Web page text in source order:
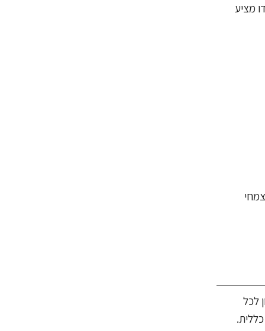
חזה הודו מציע
צמחי
זקוקים ליותר, כ-1.7-1.2 גרם חלבון לכל